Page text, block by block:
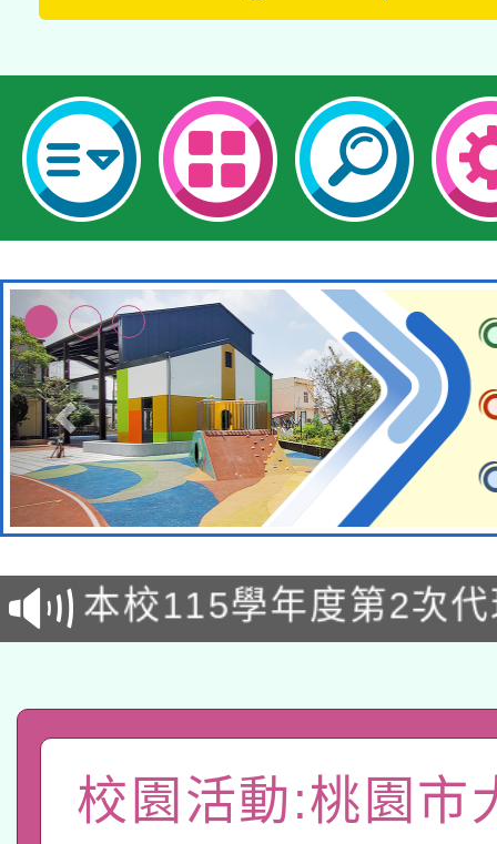
本校115學年度第1次
第3次招考甄選結果公
本校115學年度第2次
次招考甄選結果公告(
有關原住民族委員會
公告之原住民族歲時祭
一案。
兒童少年暑期犯罪預防
答一案
人員健康講座「吃得安
本校115學年度第2次
校園活動:桃園市